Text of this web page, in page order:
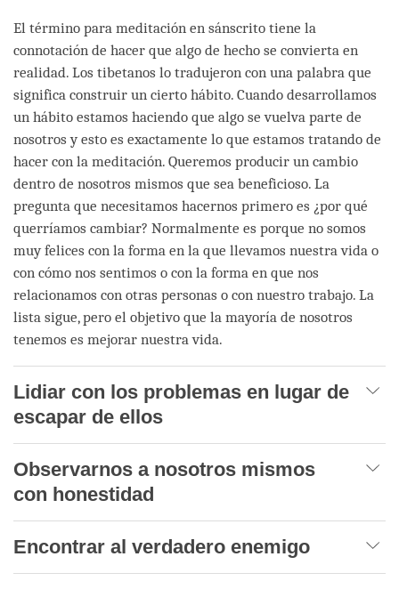
El término para meditación en sánscrito tiene la
connotación de hacer que algo de hecho se convierta en
realidad. Los tibetanos lo tradujeron con una palabra que
significa construir un cierto hábito. Cuando desarrollamos
un hábito estamos haciendo que algo se vuelva parte de
nosotros y esto es exactamente lo que estamos tratando de
hacer con la meditación. Queremos producir un cambio
dentro de nosotros mismos que sea beneficioso. La
pregunta que necesitamos hacernos primero es ¿por qué
querríamos cambiar? Normalmente es porque no somos
muy felices con la forma en la que llevamos nuestra vida o
con cómo nos sentimos o con la forma en que nos
relacionamos con otras personas o con nuestro trabajo. La
lista sigue, pero el objetivo que la mayoría de nosotros
tenemos es mejorar nuestra vida.
Lidiar con los problemas en lugar de
escapar de ellos
Observarnos a nosotros mismos
con honestidad
Encontrar al verdadero enemigo